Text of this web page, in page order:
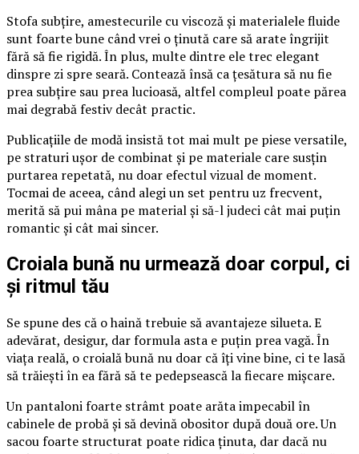
Stofa subțire, amestecurile cu viscoză și materialele fluide
sunt foarte bune când vrei o ținută care să arate îngrijit
fără să fie rigidă. În plus, multe dintre ele trec elegant
dinspre zi spre seară. Contează însă ca țesătura să nu fie
prea subțire sau prea lucioasă, altfel compleul poate părea
mai degrabă festiv decât practic.
Publicațiile de modă insistă tot mai mult pe piese versatile,
pe straturi ușor de combinat și pe materiale care susțin
purtarea repetată, nu doar efectul vizual de moment.
Tocmai de aceea, când alegi un set pentru uz frecvent,
merită să pui mâna pe material și să-l judeci cât mai puțin
romantic și cât mai sincer.
Croiala bună nu urmează doar corpul, ci
și ritmul tău
Se spune des că o haină trebuie să avantajeze silueta. E
adevărat, desigur, dar formula asta e puțin prea vagă. În
viața reală, o croială bună nu doar că îți vine bine, ci te lasă
să trăiești în ea fără să te pedepsească la fiecare mișcare.
Un pantaloni foarte strâmt poate arăta impecabil în
cabinele de probă și să devină obositor după două ore. Un
sacou foarte structurat poate ridica ținuta, dar dacă nu